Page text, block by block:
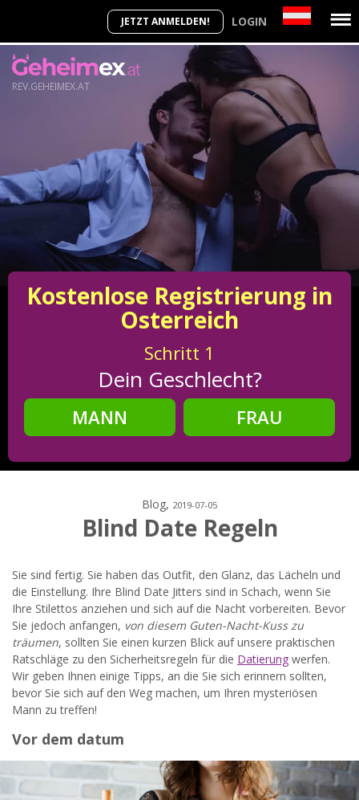
JETZT ANMELDEN! LOGIN
REV.GEHEIMEX.AT
Kostenlose Registrierung in
Osterreich
Schritt 1
Dein Geschlecht?
MANN
FRAU
Schritt2
Schritt3
Deine E-Mail?
Mit meiner Anmeldung erkläre ich mich mit den
Nutzungsbedingungen und der Datenschutzerklärung
einverstanden. Ich erhalte Informationen und Angebote des
Betreibers per E-Mail, der Zusendung kann ich jederzeit
JETZT ANMELDEN!
Blog, 2019-07-05
Blind Date Regeln
Sie sind fertig. Sie haben das Outfit, den Glanz, das Lächeln und
die Einstellung. Ihre Blind Date Jitters sind in Schach, wenn Sie
Ihre Stilettos anziehen und sich auf die Nacht vorbereiten. Bevor
Sie jedoch anfangen, von diesem Guten-Nacht-Kuss zu
träumen, sollten Sie einen kurzen Blick auf unsere praktischen
Ratschläge zu den Sicherheitsregeln für die Datierung werfen.
Wir geben Ihnen einige Tipps, an die Sie sich erinnern sollten,
bevor Sie sich auf den Weg machen, um Ihren mysteriösen
Mann zu treffen!
Vor dem datum